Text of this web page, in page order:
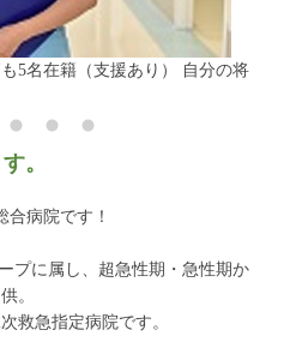
5名在籍（支援あり） 自分の将
。
合病院です！
プに属し、超急性期・急性期か
。
救急指定病院です。